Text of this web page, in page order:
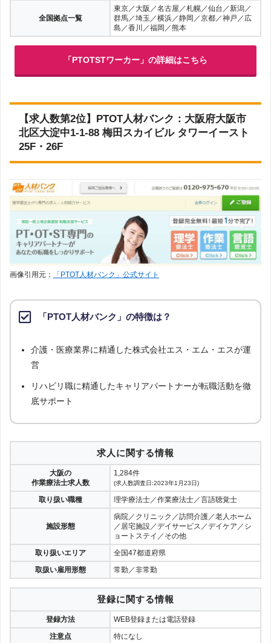
全国拠点一覧
東京／大阪／名古屋／札幌／仙台／新潟／
群馬／埼玉／横浜／静岡／京都／神戸／広
島／香川／福岡／熊本
「PTOTSTワーカー」の詳細はこちら
【求人数第2位】PTOT人材バンク：大阪府大阪市
北区大淀中1-1-88 梅田スカイビル タワーイースト
25F・26F
画像引用元： 「PTOT人材バンク」公式サイト
「PTOT人材バンク」の特徴は？
介護・医療業界に精通した株式会社エス・エム・エスが運
営
リハビリ職に精通したキャリアパートナーが転職活動を徹
底サポート
求人に関する情報
大阪の
作業療法士求人数
1,284件
(求人数調査日:2023年1月23日)
取り扱い職種 理学療法士／作業療法士／言語聴覚士
施設形態
病院／クリニック／訪問介護／老人ホーム
／居宅施設／デイサービス／デイケア／シ
ョートステイ／その他
取り扱いエリア
全国47都道府県
取扱い雇用形態
常勤／非常勤
登録に関する情報
登録方法
WEB登録または電話登録
注意点
特になし